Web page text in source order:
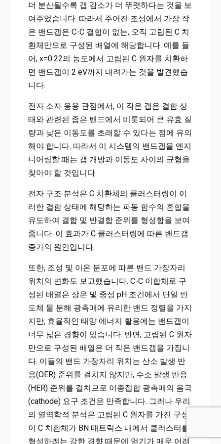
더 분산될수록 갭 감소가 더 뚜렷하다는 것을 보
여주었습니다. 따라서 주어진 조성에서 가장 작
은 밴드갭은 C-C 결합이 없는, 오직 고립된 C 치
환체만으로 구성된 배열에 해당합니다. 예를 들
어, x=0.22의 농도에서 고립된 C 원자를 치환하
면 밴드갭이 2 eV까지 내려가는 것을 발견했습
니다.
전자 소자 응용 관점에서, 이 작은 갭은 결함 상
태와 관련된 좁은 밴드에서 비롯되어 큰 유효 질
량과 낮은 이동도를 초래할 수 있다는 점에 유의
해야 합니다. 따라서 이 시스템의 밴드갭을 엔지
니어링할 때는 갭 개방과 이동도 사이의 균형을
찾아야 할 것입니다.
전자 구조 분석은 C 치환체의 클러스터링이 이
러한 결함 상태에 해당하는 파동 함수의 혼합을
유도하여 결합 및 반결합 준위를 형성함을 보여
줍니다. 이 효과가 C 클러스터링에 따른 밴드갭
증가의 원인입니다.
또한, 조성 및 이온 분포에 따른 밴드 가장자리
위치의 변화도 보고했습니다. C-C 이합체로 구
성된 배열은 상온 및 중성 pH 조건에서 단일 반
도체 물 분해 광촉매에 유리한 밴드 정렬을 가지
지만, 효율적인 태양 에너지 활용에는 밴드갭이
너무 넓은 경향이 있습니다. 반면, 고립된 C 원자
만으로 구성된 배열은 더 작은 밴드갭을 가집니
다. 이들의 밴드 가장자리 위치는 산소 발생 반
응(OER) 준위를 걸치지 않지만, 수소 발생 반응
(HER) 준위를 걸치므로 이종접합 광촉매의 음극
(cathode) 요구 조건은 만족합니다. 그러나 우리
의 열역학적 분석은 고립된 C 원자를 가진 구성
이 C 치환체가 BN 매트릭스 내에서 클러스터를
형성하려는 강한 경향 때문에 얻기가 매우 어려